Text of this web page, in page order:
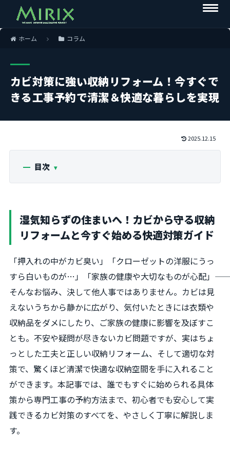
ホーム コラム
カビ対策に強い収納リフォーム！今すぐで
きる工事予約で清潔＆快適な暮らしを実現
2025.12.15
目次
湿気知らずの住まいへ！カビから守る収納
リフォームと今すぐ始める快適対策ガイド
「押入れの中がカビ臭い」「クローゼットの洋服にうっ
すら白いものが…」「家族の健康や大切なものが心配」――
そんなお悩み、決して他人事ではありません。カビは見
えないうちから静かに広がり、気付いたときには衣類や
収納品をダメにしたり、ご家族の健康に影響を及ぼすこ
とも。不安や疑問が尽きないカビ問題ですが、実はちょ
っとした工夫と正しい収納リフォーム、そして適切な対
策で、驚くほど清潔で快適な収納空間を手に入れること
ができます。本記事では、誰でもすぐに始められる具体
策から専門工事の予約方法まで、初心者でも安心して実
践できるカビ対策のすべてを、やさしく丁寧に解説しま
す。